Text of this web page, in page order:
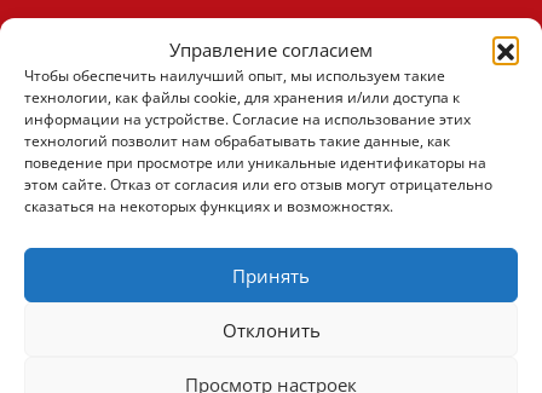
Управление согласием
Чтобы обеспечить наилучший опыт, мы используем такие
технологии, как файлы cookie, для хранения и/или доступа к
информации на устройстве. Согласие на использование этих
технологий позволит нам обрабатывать такие данные, как
поведение при просмотре или уникальные идентификаторы на
этом сайте. Отказ от согласия или его отзыв могут отрицательно
сказаться на некоторых функциях и возможностях.
Принять
Отклонить
Просмотр настроек
Cookie
Подписаться
(+30) 6947901533
(+30) 2105542813